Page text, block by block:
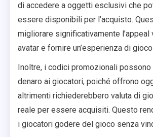
di accedere a oggetti esclusivi che
essere disponibili per l’acquisto.
migliorare significativamente
avatar e fornire un’esperienza di
Inoltre, i codici promozionali
denaro ai giocatori, poiché offrono
altrimenti richiederebbero valuta di
reale per essere acquisiti. Questo
i giocatori godere del gioco senza